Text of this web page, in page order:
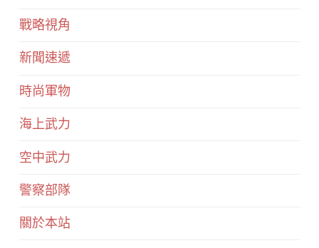
戰略視角
新聞速遞
時尚軍物
海上武力
空中武力
警察部隊
關於本站